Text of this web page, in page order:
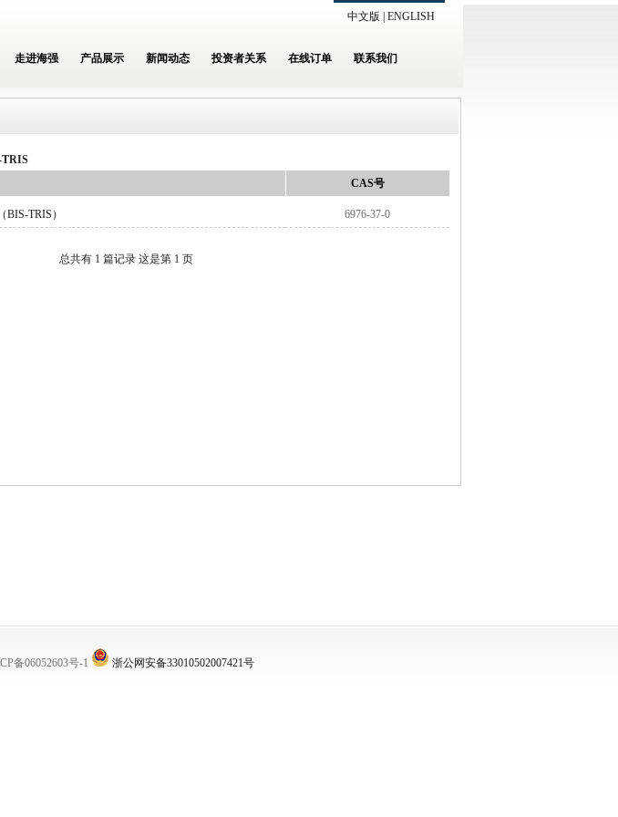
中文版 ENGLISH
走进海强 产品展示 新闻动态 投资者关系 在线订单 联系我们
TRIS
CAS号
TRIS） 6976-37-0
总共有 1 篇记录 这是第 1 页
备06052603号-1 浙公网安备33010502007421号